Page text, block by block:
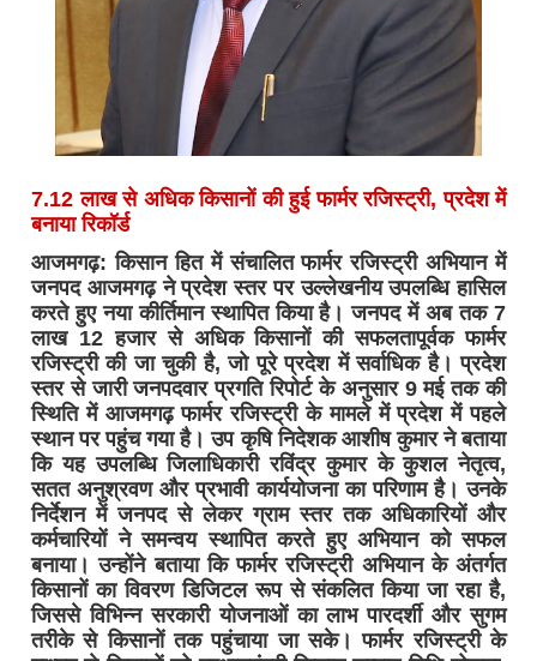
7.12 लाख से अधिक किसानों की हुई फार्मर रजिस्ट्री, प्रदेश में
बनाया रिकॉर्ड
आजमगढ़: किसान हित में संचालित फार्मर रजिस्ट्री अभियान में
जनपद आजमगढ़ ने प्रदेश स्तर पर उल्लेखनीय उपलब्धि हासिल
करते हुए नया कीर्तिमान स्थापित किया है। जनपद में अब तक 7
लाख 12 हजार से अधिक किसानों की सफलतापूर्वक फार्मर
रजिस्ट्री की जा चुकी है, जो पूरे प्रदेश में सर्वाधिक है। प्रदेश
स्तर से जारी जनपदवार प्रगति रिपोर्ट के अनुसार 9 मई तक की
स्थिति में आजमगढ़ फार्मर रजिस्ट्री के मामले में प्रदेश में पहले
स्थान पर पहुंच गया है। उप कृषि निदेशक आशीष कुमार ने बताया
कि यह उपलब्धि जिलाधिकारी रविंद्र कुमार के कुशल नेतृत्व,
सतत अनुश्रवण और प्रभावी कार्ययोजना का परिणाम है। उनके
निर्देशन में जनपद से लेकर ग्राम स्तर तक अधिकारियों और
कर्मचारियों ने समन्वय स्थापित करते हुए अभियान को सफल
बनाया। उन्होंने बताया कि फार्मर रजिस्ट्री अभियान के अंतर्गत
किसानों का विवरण डिजिटल रूप से संकलित किया जा रहा है,
जिससे विभिन्न सरकारी योजनाओं का लाभ पारदर्शी और सुगम
तरीके से किसानों तक पहुंचाया जा सके। फार्मर रजिस्ट्री के